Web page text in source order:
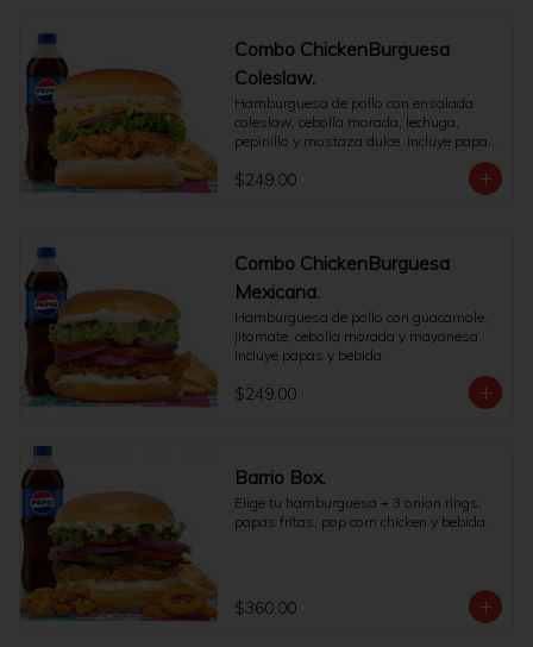
Combo ChickenBurguesa
Coleslaw.
Hamburguesa de pollo con ensalada
coleslaw, cebolla morada, lechuga,
pepinillo y mostaza dulce. Incluye papas
$249.00
Combo ChickenBurguesa
Mexicana.
Hamburguesa de pollo con guacamole,
jitomate, cebolla morada y mayonesa.
Incluye papas y bebida.
$249.00
Barrio Box.
Elige tu hamburguesa + 3 onion rings,
papas fritas, pop corn chicken y bebida.
$360.00